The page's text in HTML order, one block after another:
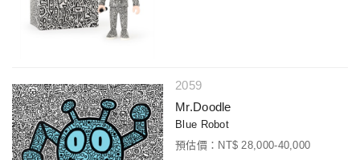
2059
Mr.Doodle
Blue Robot
預估價：NT$ 28,000-40,000